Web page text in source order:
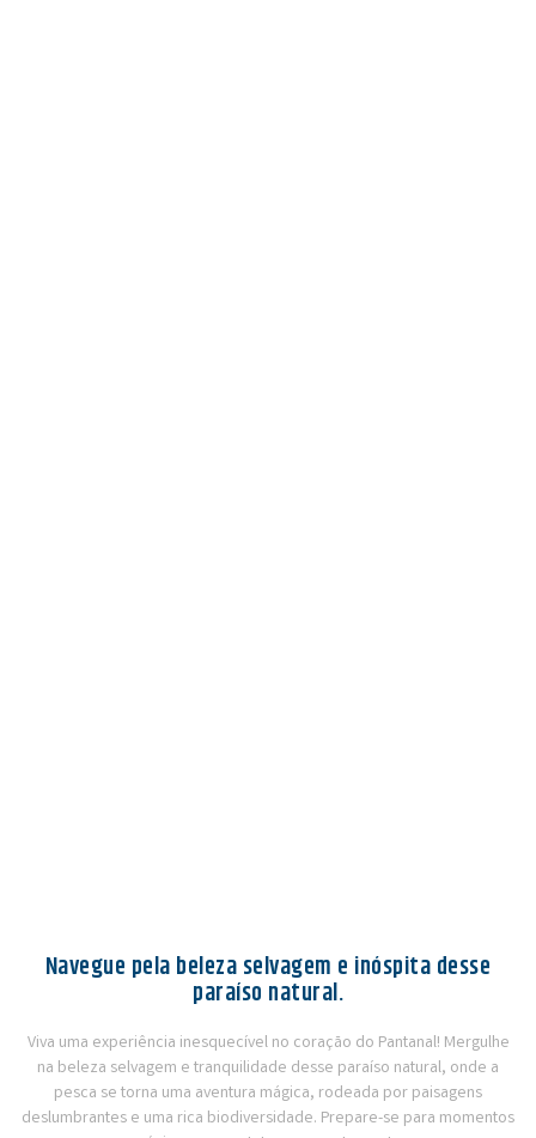
Navegue pela beleza selvagem e inóspita desse
paraíso natural.
Viva uma experiência inesquecível no coração do Pantanal! Mergulhe
na beleza selvagem e tranquilidade desse paraíso natural, onde a
pesca se torna uma aventura mágica, rodeada por paisagens
deslumbrantes e uma rica biodiversidade. Prepare-se para momentos